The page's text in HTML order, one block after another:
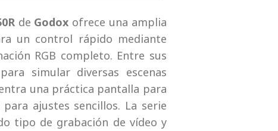
de Godox ofrece una amplia
un control rápido mediante
RGB completo. Entre sus
simular diversas escenas
una práctica pantalla para
ajustes sencillos. La serie
tipo de grabación de vídeo y